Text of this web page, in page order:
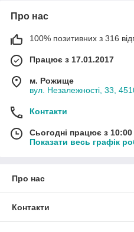
Про нас
100% позитивних з 316
Працює з 17.01.2017
м. Рожище
вул. Незалежності, 33,
Контакти
Сьогодні працює з
Показати весь графік
Про нас
Контакти